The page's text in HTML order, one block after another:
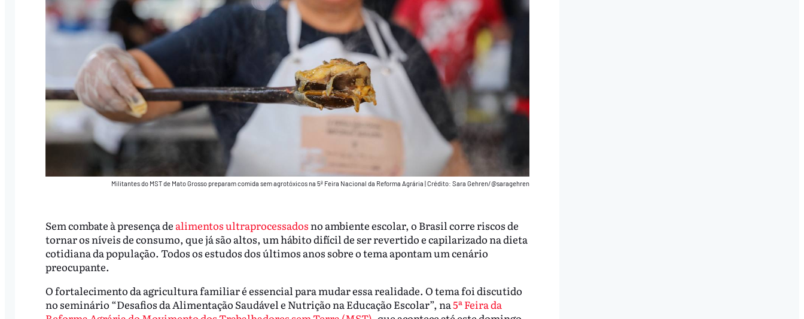
Militantes do MST de Mato Grosso preparam comida sem agrotóxicos na 5ª Feira Nacional da Reforma Agrária |Crédito: Sara Gehren/@saragehren
Sem combate à presença de alimentos ultraprocessados no ambiente escolar, o Brasil corre riscos de
tornar os níveis de consumo, que já são altos, um hábito difícil de ser revertido e capilarizado na dieta
cotidiana da população. Todos os estudos dos últimos anos sobre o tema apontam um cenário
preocupante.
O fortalecimento da agricultura familiar é essencial para mudar essa realidade. O tema foi discutido
no seminário “Desafios da Alimentação Saudável e Nutrição na Educação Escolar”, na5ª Feira da